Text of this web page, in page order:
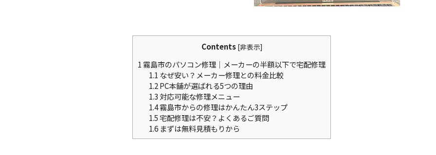
Contents [非表示]
1 霧島市のパソコン修理｜メーカーの半額以下で宅配修理
1.1 なぜ安い？メーカー修理との料金比較
1.2PC本舗が選ばれる5つの理由
1.3 対応可能な修理メニュー
1.4霧島市からの修理はかんたん3ステップ
1.5宅配修理は不安？よくあるご質問
1.6まずは無料見積もりから